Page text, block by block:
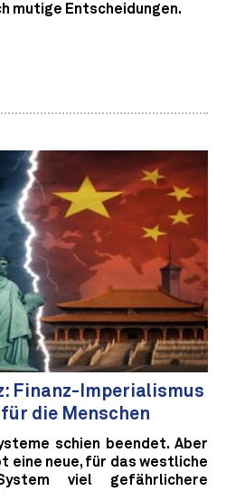
mutige Entscheidungen.
Finanz-Imperialismus
die Menschen
schien beendet. Aber
eine neue, für das westliche
viel gefährlichere